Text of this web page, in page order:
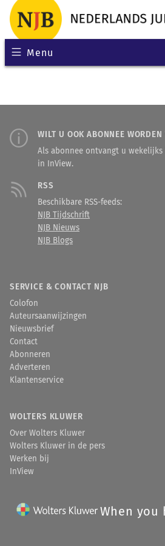
Menu
WILT U OOK ABONNEE WORDEN
Als abonnee ontvangt u
in InView.
RSS
Beschikbare RSS-feeds:
NJB Tijdschrift
NJB Nieuws
NJB Blogs
SERVICE & CONTACT NJB
Colofon
Auteursaanwijzingen
Nieuwsbrief
Contact
Abonneren
Adverteren
Klantenservice
WOLTERS KLUWER
Over Wolters Kluwer
Wolters Kluwer in de pers
Werken bij
InView
When you